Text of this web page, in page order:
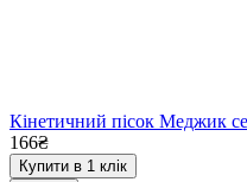
Кінетичний пісок Меджик
166₴
Купити в 1 клік